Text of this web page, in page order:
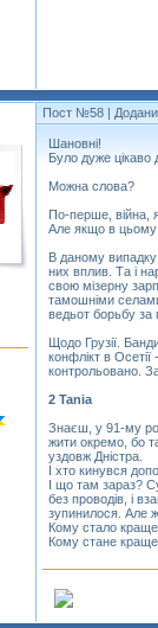
Пост №58 |
Шановні!
Було дуже цікаво
Можна слова?
По-перше, війна,
Але якщо в цьому
В даному випадку
них вплив. Та і
свою мізерну
тамошніми
ведьот борьбу за
Щодо Грузії.
конфлікт в
контрольовано.
2 Tania
Знаєш, у 91-му
жити окремо, бо
уздовж Дністра.
І хто кинувся
І що там зараз?
без проводів, і
зупинилося. Але ж
Кому стало краще
Кому стане